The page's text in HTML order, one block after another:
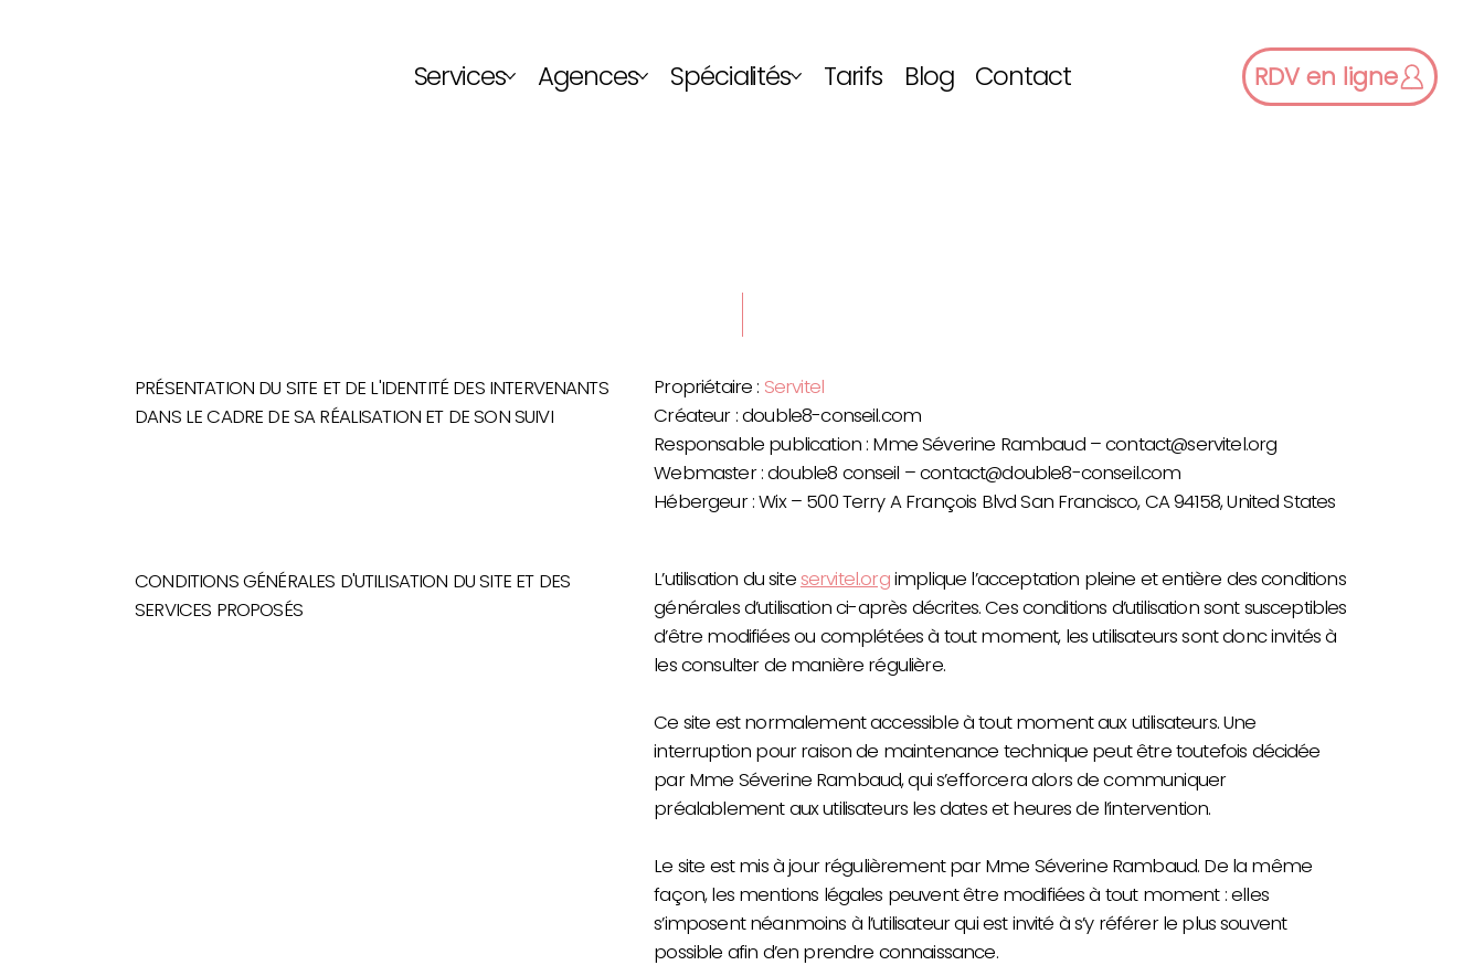
Services Agences Spécialités Tarifs Blog Contact RDV en ligne
PRÉSENTATION DU SITE ET DE L'IDENTITÉ DES INTERVENANTS
DANS LE CADRE DE SA RÉALISATION ET DE SON SUIVI
Propriétaire : Servitel
Créateur : double8-conseil.com
Responsable publication : Mme Séverine Rambaud –contact@servitel.org
Webmaster : double8 conseil –contact@double8-conseil.com
Hébergeur : Wix – 500 Terry A François Blvd San Francisco, CA 94158, United States
CONDITIONS GÉNÉRALES D'UTILISATION DU SITE ET DES
SERVICES PROPOSÉS
L’utilisation du siteservitel.orgimplique l’acceptation pleine et entière des conditions
générales d’utilisation ci-après décrites. Ces conditions d’utilisation sont susceptibles
d’être modifiées ou complétées à tout moment, les utilisateurs sont donc invités à
les consulter de manière régulière.
Ce site est normalement accessible à tout moment aux utilisateurs. Une
interruption pour raison de maintenance technique peut être toutefois décidée
par Mme Séverine Rambaud, qui s’efforcera alors de communiquer
préalablement aux utilisateurs les dates et heures de l’intervention.
Le site est mis à jour régulièrement par Mme Séverine Rambaud. De la même
façon, les mentions légales peuvent être modifiées à tout moment : elles
s’imposent néanmoins à l’utilisateur qui est invité à s’y référer le plus souvent
possible afin d’en prendre connaissance.